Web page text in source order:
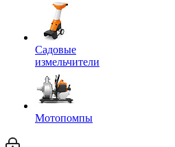
Садовые
измельчители
Мотопомпы